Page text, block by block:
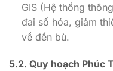
GIS (Hệ thống
đai số hóa, giảm
về đền bù.
5.2. Quy hoạch Phúc